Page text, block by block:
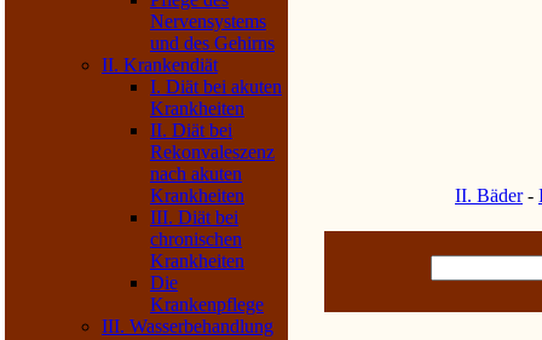
Nervensystems
und des Gehirns
II. Krankendiät
I. Diät bei akuten
Krankheiten
II. Diät bei
Rekonvaleszenz
nach akuten
Krankheiten
III. Diät bei
chronischen
Krankheiten
Die
Krankenpflege
III. Wasserbehandlung
II. Bäder-